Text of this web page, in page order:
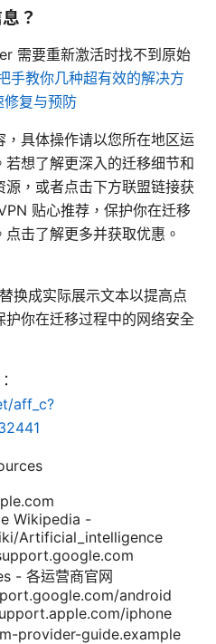
？
需要重新激活时找不到原始
手教你几种超有效的解决方
复与预防
具体操作请以您所在地区运
想了解更深入的迁移细节和
，或者点击下方联盟链接获
贴心推荐，保护你在迁移
击了解更多并获取优惠。
换成实际展示文本以提高点
你在迁移过程中的网络安全
aff_c?
Wikipedia -
Artificial_intelligence
- 各运营商官网
android
iphone
provider-guide.example